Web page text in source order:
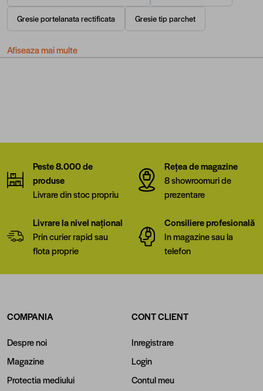
Gresie portelanata rectificata Gresie tip parchet
Afiseaza mai multe
Peste 8.000 de
produse
Livrare din stoc propriu
Rețea de magazine
8 showroomuri de
prezentare
Livrare la nivel național
Prin curier rapid sau
flota proprie
Consiliere profesională
In magazine sau la
telefon
COMPANIA
Despre noi
Magazine
Protectia mediului
CONT CLIENT
Inregistrare
Login
Contul meu